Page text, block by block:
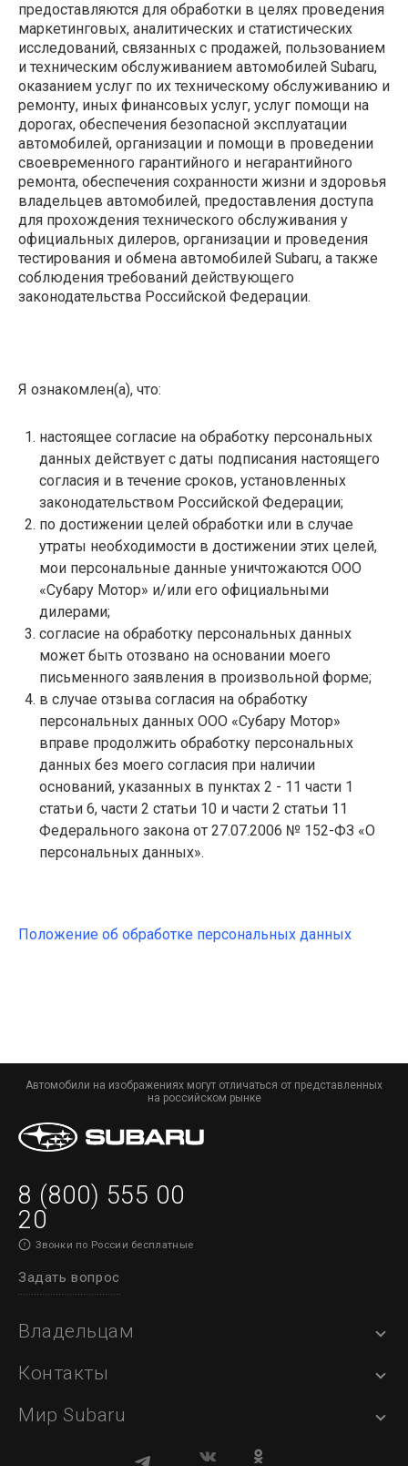
предоставляются для обработки в целях проведения
маркетинговых, аналитических и статистических
исследований, связанных с продажей, пользованием
и техническим обслуживанием автомобилей Subaru,
оказанием услуг по их техническому обслуживанию и
ремонту, иных финансовых услуг, услуг помощи на
дорогах, обеспечения безопасной эксплуатации
автомобилей, организации и помощи в проведении
своевременного гарантийного и негарантийного
ремонта, обеспечения сохранности жизни и здоровья
владельцев автомобилей, предоставления доступа
для прохождения технического обслуживания у
официальных дилеров, организации и проведения
тестирования и обмена автомобилей Subaru, а также
соблюдения требований действующего
законодательства Российской Федерации.
Я ознакомлен(а), что:
настоящее согласие на обработку персональных
данных действует с даты подписания настоящего
согласия и в течение сроков, установленных
законодательством Российской Федерации;
по достижении целей обработки или в случае
утраты необходимости в достижении этих целей,
мои персональные данные уничтожаются ООО
«Субару Мотор» и/или его официальными
дилерами;
согласие на обработку персональных данных
может быть отозвано на основании моего
письменного заявления в произвольной форме;
в случае отзыва согласия на обработку
персональных данных ООО «Субару Мотор»
вправе продолжить обработку персональных
данных без моего согласия при наличии
оснований, указанных в пунктах 2 - 11 части 1
статьи 6, части 2 статьи 10 и части 2 статьи 11
Федерального закона от 27.07.2006 № 152-ФЗ «О
персональных данных».
Положение об обработке персональных данных
Автомобили на изображениях могут отличаться от представленных
на российском рынке
8 (800) 555 00
20
Звонки по России бесплатные
Задать вопрос
Владельцам
Контакты
Мир Subaru